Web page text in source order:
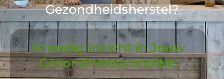
Gezondheidsherstel?
Grondig Inzicht in Jouw
Gezondheidsconditie: